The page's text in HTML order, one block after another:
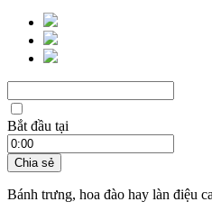
Bắt đầu tại
Chia sẻ
Bánh trưng, hoa đào hay làn điệu